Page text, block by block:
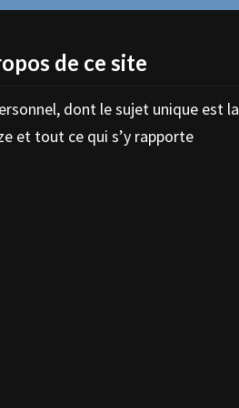
de ce site
dont le sujet unique est la
et tout ce qui s’y rapporte